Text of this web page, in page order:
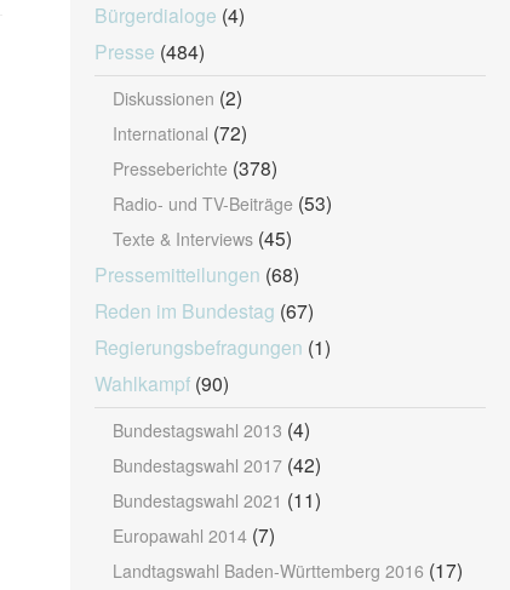
Bürgerdialoge (4)
Presse (484)
Diskussionen (2)
International (72)
Presseberichte (378)
Radio- und TV-Beiträge (53)
Texte & Interviews(45)
Pressemitteilungen (68)
Reden im Bundestag (67)
Regierungsbefragungen (1)
Wahlkampf(90)
Bundestagswahl 2013 (4)
Bundestagswahl 2017(42)
Bundestagswahl 2021 (11)
Europawahl 2014(7)
Landtagswahl Baden-Württemberg 2016 (17)